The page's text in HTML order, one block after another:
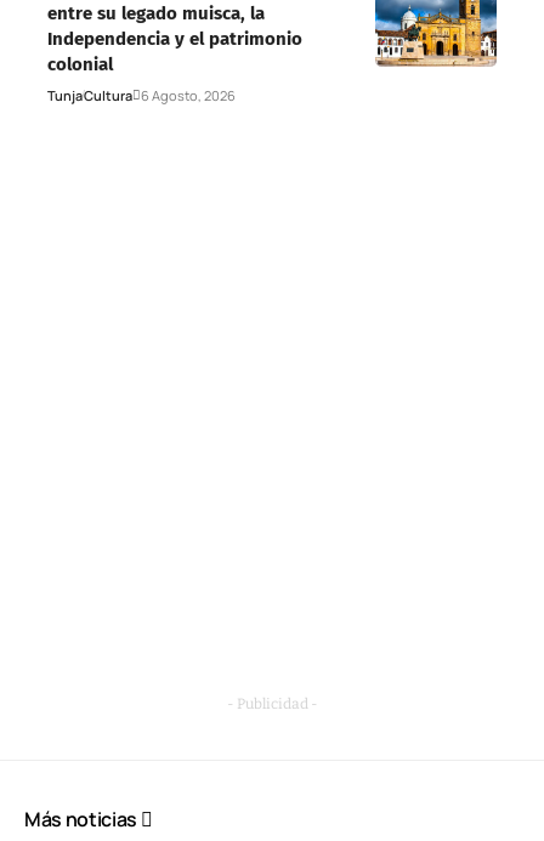
entre su legado muisca, la
Independencia y el patrimonio
colonial
TunjaCultura 6 Agosto, 2026
- Publicidad -
Más noticias